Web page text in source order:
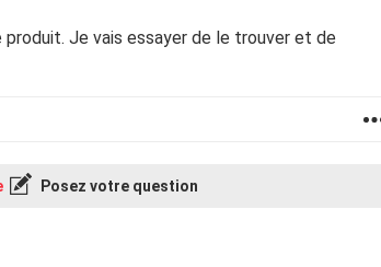
Je vais essayer de le trouver et de
Posez votre question